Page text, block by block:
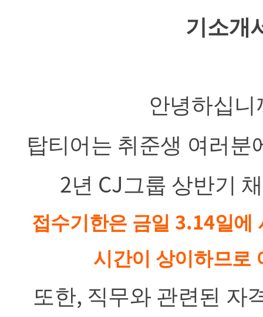
기소개
안녕하십니
탑티어는 취준생 여러
2년 CJ그룹 상반기
접수기한은 금일 3.14일에
시간이 상이하므로
또한, 직무와 관련된 자